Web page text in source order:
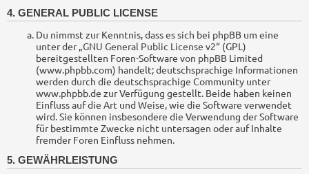
4. GENERAL PUBLIC LICENSE
Du nimmst zur Kenntnis, dass es sich bei phpBB um eine
unter der „GNU General Public License v2“ (GPL)
bereitgestellten Foren-Software von phpBB Limited
(www.phpbb.com) handelt; deutschsprachige Informationen
werden durch die deutschsprachige Community unter
www.phpbb.de zur Verfügung gestellt. Beide haben keinen
Einfluss auf die Art und Weise, wie die Software verwendet
wird. Sie können insbesondere die Verwendung der Software
für bestimmte Zwecke nicht untersagen oder auf Inhalte
fremder Foren Einfluss nehmen.
5. GEWÄHRLEISTUNG